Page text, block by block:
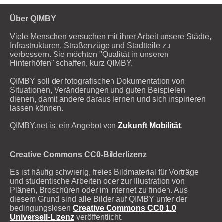
Über QIMBY
Viele Menschen versuchen mit ihrer Arbeit unsere Städte,
Infrastrukturen, Straßenzüge und Stadtteile zu
verbessern. Sie möchten "Qualität in unseren
Hinterhöfen" schaffen, kurz QIMBY.
QIMBY soll der fotografischen Dokumentation von
Situationen, Veränderungen und guten Beispielen
dienen, damit andere daraus lernen und sich inspirieren
lassen können.
QIMBY.net ist ein Angebot von Zukunft Mobilität.
Creative Commons CC0-Bilderlizenz
Es ist häufig schwierig, freies Bildmaterial für Vorträge
und studentische Arbeiten oder zur Illustration von
Plänen, Broschüren oder im Internet zu finden. Aus
diesem Grund sind alle Bilder auf QIMBY unter der
bedingungslosen Creative Commons CC0 1.0
Universell-Lizenz veröffentlicht.